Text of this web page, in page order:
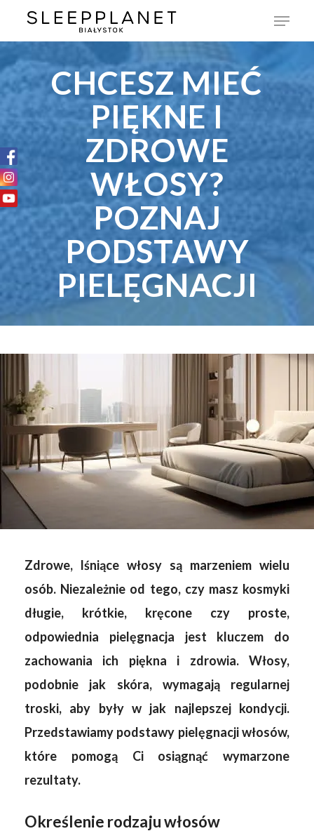
CHCESZ MIEĆ
PIĘKNE I
ZDROWE
WŁOSY?
POZNAJ
PODSTAWY
PIELĘGNACJI
Zdrowe, lśniące włosy są marzeniem wielu
osób. Niezależnie od tego, czy masz kosmyki
długie, krótkie, kręcone czy proste,
odpowiednia pielęgnacja jest kluczem do
zachowania ich piękna i zdrowia. Włosy,
podobnie jak skóra, wymagają regularnej
troski, aby były w jak najlepszej kondycji.
Przedstawiamy podstawy pielęgnacji włosów,
które pomogą Ci osiągnąć wymarzone
rezultaty.
Określenie rodzaju włosów